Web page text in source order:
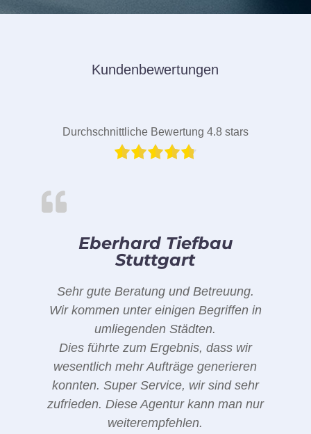
Kundenbewertungen
Durchschnittliche Bewertung 4.8 stars
Eberhard Tiefbau
Stuttgart
Sehr gute Beratung und Betreuung.
Wir kommen unter einigen Begriffen in
umliegenden Städten.
Dies führte zum Ergebnis, dass wir
wesentlich mehr Aufträge generieren
konnten. Super Service, wir sind sehr
zufrieden. Diese Agentur kann man nur
weiterempfehlen.